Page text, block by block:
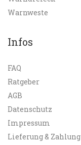
Warnweste
Infos
FAQ
Ratgeber
AGB
Datenschutz
Impressum
Lieferung & Zahlung